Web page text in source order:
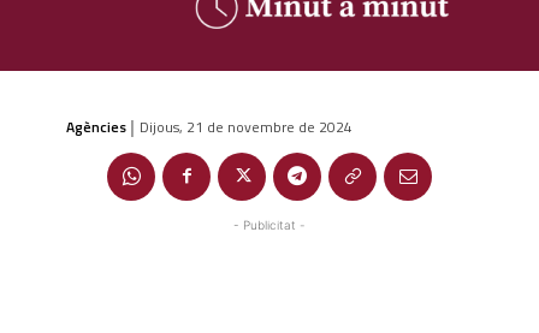
Agències | Dijous, 21 de novembre de 2024
- Publicitat -